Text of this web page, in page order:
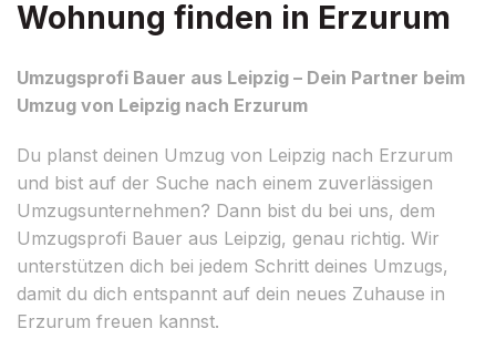
Wohnung finden in Erzurum
Umzugsprofi Bauer aus Leipzig – Dein Partner beim
Umzug von Leipzig nach Erzurum
Du planst deinen Umzug von Leipzig nach Erzurum
und bist auf der Suche nach einem zuverlässigen
Umzugsunternehmen? Dann bist du bei uns, dem
Umzugsprofi Bauer aus Leipzig, genau richtig. Wir
unterstützen dich bei jedem Schritt deines Umzugs,
damit du dich entspannt auf dein neues Zuhause in
Erzurum freuen kannst.